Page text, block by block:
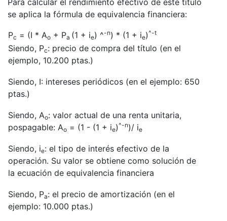
se aplica la fórmula de equivalencia financiera:
Pc = (I * Ao + Pa (1 + ie) ^-n) * (1 + ie)^-t
Siendo, Pc: precio de compra del título (en el
ejemplo, 10.200 ptas.)
Siendo, I: intereses periódicos (en el ejemplo: 650
ptas.)
Siendo, Ao: valor actual de una renta unitaria,
pospagable: Ao = (1 - (1 + ie)^-n)/ ie
Siendo, ie: el tipo de interés efectivo de la
operación. Su valor se obtiene como solución de
la ecuación de equivalencia financiera
Siendo, Pa: el precio de amortización (en el
ejemplo: 10.000 ptas.)